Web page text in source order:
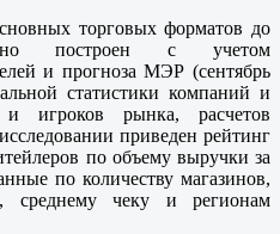
торговых форматов до
построен с учетом
и прогноза МЭР (сентябрь
статистики компаний и
игроков рынка, расчетов
приведен рейтинг
по объему выручки за
по количеству магазинов,
среднему чеку и регионам